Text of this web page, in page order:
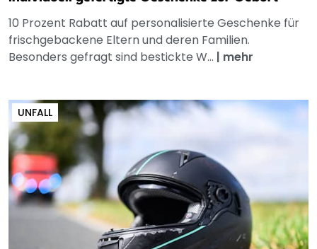
10 Prozent Rabatt auf personalisierte Geschenke für
frischgebackene Eltern und deren Familien.
Besonders gefragt sind bestickte W... | mehr
UNFALL